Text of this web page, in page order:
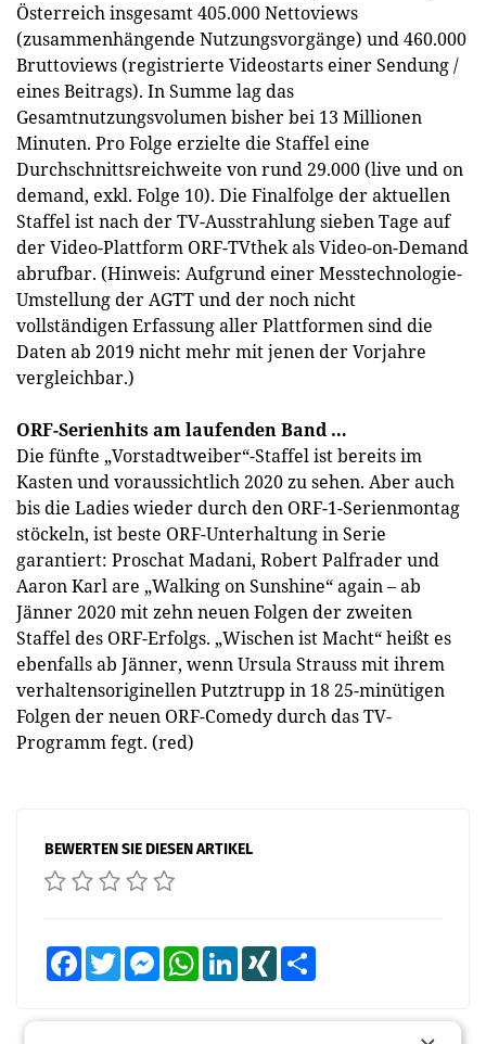
Österreich insgesamt 405.000 Nettoviews
(zusammenhängende Nutzungsvorgänge) und 460.000
Bruttoviews (registrierte Videostarts einer Sendung /
eines Beitrags). In Summe lag das
Gesamtnutzungsvolumen bisher bei 13 Millionen
Minuten. Pro Folge erzielte die Staffel eine
Durchschnittsreichweite von rund 29.000 (live und on
demand, exkl. Folge 10). Die Finalfolge der aktuellen
Staffel ist nach der TV-Ausstrahlung sieben Tage auf
der Video-Plattform ORF-TVthek als Video-on-Demand
abrufbar. (Hinweis: Aufgrund einer Messtechnologie-
Umstellung der AGTT und der noch nicht
vollständigen Erfassung aller Plattformen sind die
Daten ab 2019 nicht mehr mit jenen der Vorjahre
vergleichbar.)
ORF-Serienhits am laufenden Band …
Die fünfte „Vorstadtweiber“-Staffel ist bereits im
Kasten und voraussichtlich 2020 zu sehen. Aber auch
bis die Ladies wieder durch den ORF-1-Serienmontag
stöckeln, ist beste ORF-Unterhaltung in Serie
garantiert: Proschat Madani, Robert Palfrader und
Aaron Karl are „Walking on Sunshine“ again – ab
Jänner 2020 mit zehn neuen Folgen der zweiten
Staffel des ORF-Erfolgs. „Wischen ist Macht“ heißt es
ebenfalls ab Jänner, wenn Ursula Strauss mit ihrem
verhaltensoriginellen Putztrupp in 18 25-minütigen
Folgen der neuen ORF-Comedy durch das TV-
Programm fegt. (red)
BEWERTEN SIE DIESEN ARTIKEL
FacebookTwitter MessengerWhatsAppLinkedInXING